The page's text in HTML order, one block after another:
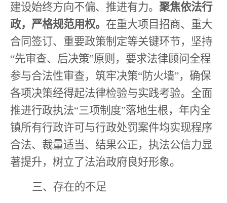
建设始终方向不偏、推进有力。 聚焦依法行
政，严格规范用权。 在重大项目招商、重大
合同签订、重要政策制定等关键环节，坚持
“先审查、后决策”原则，要求法律顾问全程
参与合法性审查，筑牢决策“防火墙”，确保
各项决策经得起法律检验与实践考验。全面
推进行政执法“三项制度”落地生根，年内全
镇所有行政许可与行政处罚案件均实现程序
合法、裁量适当、结果公正，执法公信力显
著提升，树立了法治政府良好形象。
三、 存在的不足